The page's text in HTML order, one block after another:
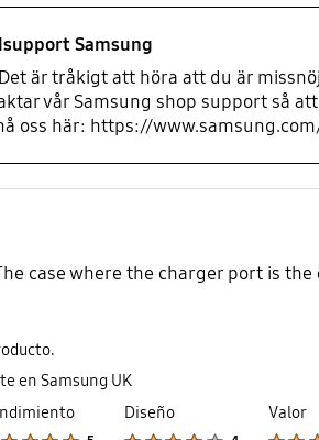
Samsung
är tråkigt att höra att du är
vår Samsung shop support så
oss här: https://
case where the charger port is
en Samsung UK
Diseño Valor